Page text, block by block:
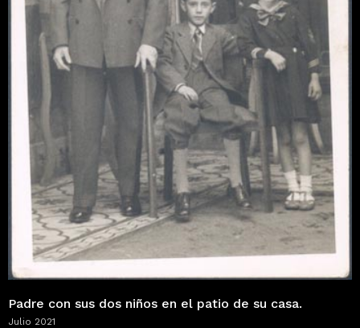
Padre con sus dos niños en el patio de su casa.
Julio 2021